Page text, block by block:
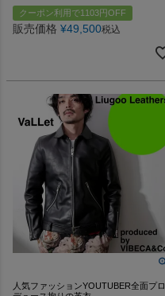
クーポン利用で1103円OFF
販売価格 ¥49,500税込
人気ファッションYOUTUBER全面プロ